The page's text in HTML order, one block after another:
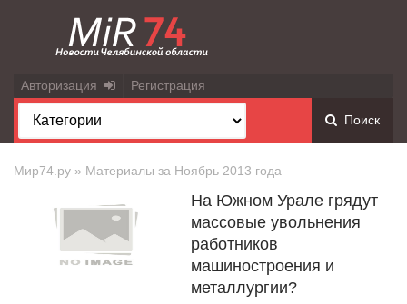
Авторизация Регистрация
Поиск
Мир74.ру » Материалы за Ноябрь 2013 года
На Южном Урале грядут
массовые увольнения
работников
машиностроения и
металлургии?